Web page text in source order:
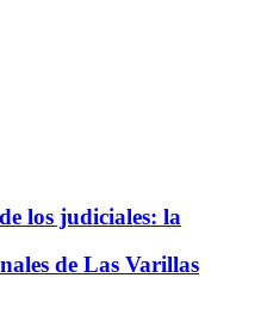
los judiciales: la
de Las Varillas